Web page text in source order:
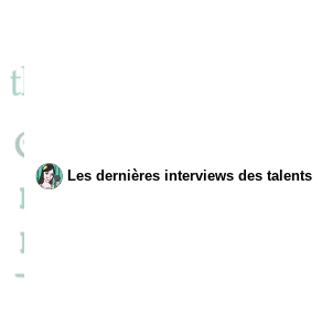
Les dernières interviews des talents